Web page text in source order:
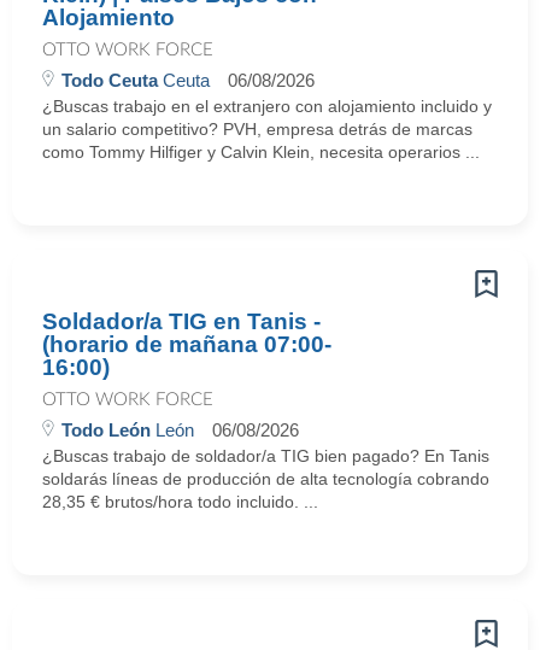
Alojamiento
OTTO WORK FORCE
Todo CeutaCeuta 06/08/2026
¿Buscas trabajo en el extranjero con alojamiento incluido y
un salario competitivo? PVH, empresa detrás de marcas
como Tommy Hilfiger y Calvin Klein, necesita operarios ...
Soldador/a TIG en Tanis -
(horario de mañana 07:00-
16:00)
OTTO WORK FORCE
Todo León León 06/08/2026
¿Buscas trabajo de soldador/a TIG bien pagado? En Tanis
soldarás líneas de producción de alta tecnología cobrando
28,35 € brutos/hora todo incluido. ...